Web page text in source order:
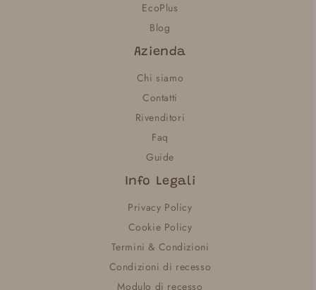
EcoPlus
Blog
Azienda
Chi siamo
Contatti
Rivenditori
Faq
Guide
Info Legali
Privacy Policy
Cookie Policy
Termini & Condizioni
Condizioni di recesso
Modulo di recesso